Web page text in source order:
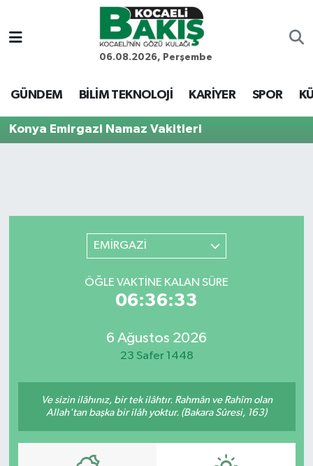
06.08.2026, Perşembe
GÜNDEM BİLİM TEKNOLOJİ KARİYER SPOR
Konya Emirgazi Namaz Vakitleri
EMİRGAZİ
ÖĞLE VAKTINE KALAN SÜRE
06:36:33
6 Ağustos 2026
23 Safer 1448
Ve sizin ilâhınız, bir tek ilâhtır. Rahmân ve Rahîm olan
Allah'tan başka bir ilâh yoktur. (Bakara Sûresi, 163)
Kocaeli Nöbetçi Eczaneler
Kocaeli Hava Durumu
Kocaeli Trafik Yoğunluk Haritası
Son Dakika Haberleri